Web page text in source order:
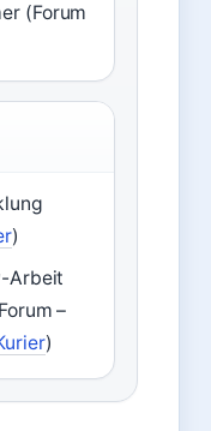
(Forum
)
Arbeit
–
)